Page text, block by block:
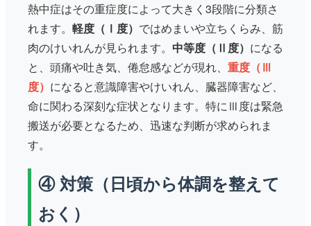
熱中症はその重症度によって大きく3段階に分類さ
れます。 軽度（Ⅰ度） ではめまいや立ちくらみ、筋
肉のけいれんが見られます。 中等度（Ⅱ度） になる
と、頭痛や吐き気、倦怠感などが現れ、 重度（Ⅲ
度） になると意識障害やけいれん、臓器障害など、
命に関わる深刻な症状となります。特にⅢ度は緊急
搬送が必要となるため、迅速な判断が求められま
す。
④ 対策（日頃から体調を整えて
おく）